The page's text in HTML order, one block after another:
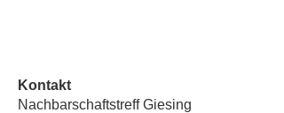
Kontakt
Nachbarschaftstreff Giesing